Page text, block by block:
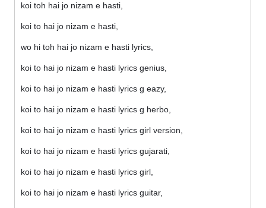
koi toh hai jo nizam e hasti,
koi to hai jo nizam e hasti,
wo hi toh hai jo nizam e hasti lyrics,
koi to hai jo nizam e hasti lyrics genius,
koi to hai jo nizam e hasti lyrics g eazy,
koi to hai jo nizam e hasti lyrics g herbo,
koi to hai jo nizam e hasti lyrics girl version,
koi to hai jo nizam e hasti lyrics gujarati,
koi to hai jo nizam e hasti lyrics girl,
koi to hai jo nizam e hasti lyrics guitar,